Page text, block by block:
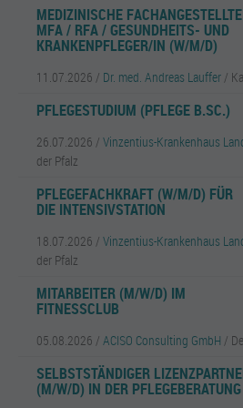
MEDIZINISCHE FACHANGESTELLTE
MFA / RFA / GESUNDHEITS- UND
KRANKENPFLEGER/IN (W/M/D)
11.07.2026 / Dr. med. Andreas Lauffer /
PFLEGESTUDIUM (PFLEGE B.SC.)
26.07.2026 / Vinzentius-Krankenhaus
der Pfalz
PFLEGEFACHKRAFT (W/M/D) FÜR
DIE INTENSIVSTATION
18.07.2026 / Vinzentius-Krankenhaus
der Pfalz
MITARBEITER (M/W/D) IM
FITNESSCLUB
05.08.2026 / ACISO Consulting GmbH /
SELBSTSTÄNDIGER
(M/W/D) IN DER PFLEGEBERATUNG